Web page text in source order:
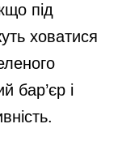
під
ховатися
бар’єр і